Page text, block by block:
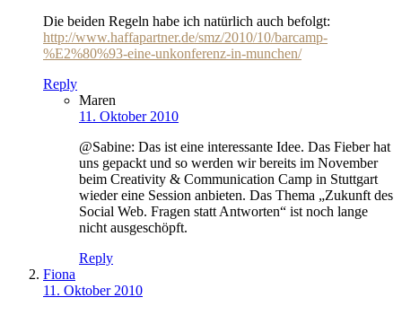
Die beiden Regeln habe ich natürlich auch befolgt:
http://www.haffapartner.de/smz/2010/10/barcamp-
%E2%80%93-eine-unkonferenz-in-munchen/
Reply
Maren
11. Oktober 2010
@Sabine: Das ist eine interessante Idee. Das Fieber hat
uns gepackt und so werden wir bereits im November
beim Creativity & Communication Camp in Stuttgart
wieder eine Session anbieten. Das Thema „Zukunft des
Social Web. Fragen statt Antworten“ ist noch lange
nicht ausgeschöpft.
Reply
Fiona
11. Oktober 2010